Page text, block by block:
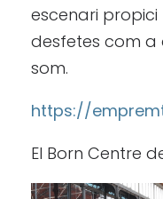
escenari propici
desfetes com a
som.
https://
El Born Centre